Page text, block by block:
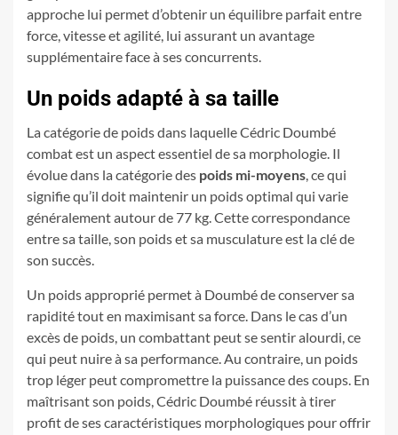
approche lui permet d’obtenir un équilibre parfait entre
force, vitesse et agilité, lui assurant un avantage
supplémentaire face à ses concurrents.
Un poids adapté à sa taille
La catégorie de poids dans laquelle Cédric Doumbé
combat est un aspect essentiel de sa morphologie. Il
évolue dans la catégorie des poids mi-moyens, ce qui
signifie qu’il doit maintenir un poids optimal qui varie
généralement autour de 77 kg. Cette correspondance
entre sa taille, son poids et sa musculature est la clé de
son succès.
Un poids approprié permet à Doumbé de conserver sa
rapidité tout en maximisant sa force. Dans le cas d’un
excès de poids, un combattant peut se sentir alourdi, ce
qui peut nuire à sa performance. Au contraire, un poids
trop léger peut compromettre la puissance des coups. En
maîtrisant son poids, Cédric Doumbé réussit à tirer
profit de ses caractéristiques morphologiques pour offrir